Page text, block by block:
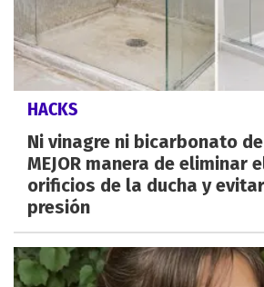
HACKS
Ni vinagre ni bicarbonato
MEJOR manera de eliminar
orificios de la ducha y evitar
presión